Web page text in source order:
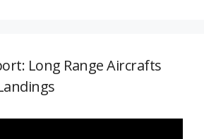
Long Range Aircrafts